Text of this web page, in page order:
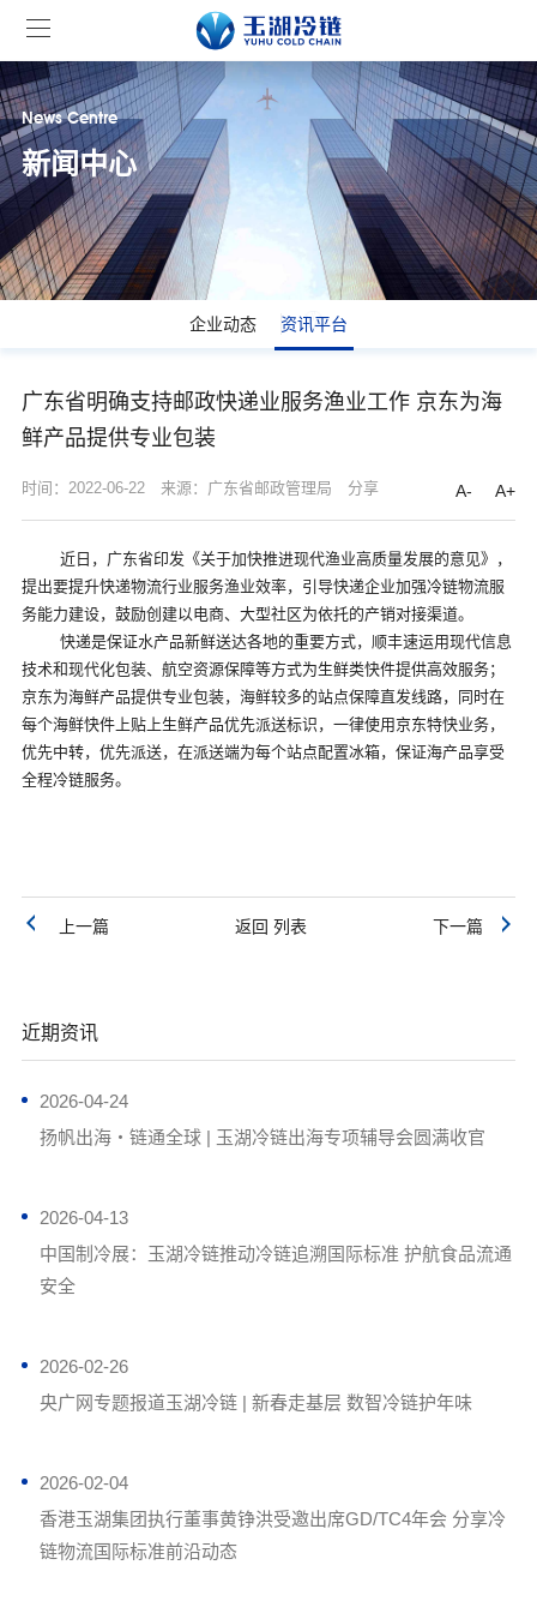
News Centre
新闻中心
企业动态 资讯平台
广东省明确支持邮政快递业服务渔业工作 京东为海
鲜产品提供专业包装
时间：2022-06-22 来源：广东省邮政管理局 分享 A- A+
近日，广东省印发《关于加快推进现代渔业高质量发展的意见》，
提出要提升快递物流行业服务渔业效率，引导快递企业加强冷链物流服
务能力建设，鼓励创建以电商、大型社区为依托的产销对接渠道。
快递是保证水产品新鲜送达各地的重要方式，顺丰速运用现代信息
技术和现代化包装、航空资源保障等方式为生鲜类快件提供高效服务；
京东为海鲜产品提供专业包装，海鲜较多的站点保障直发线路，同时在
每个海鲜快件上贴上生鲜产品优先派送标识，一律使用京东特快业务，
优先中转，优先派送，在派送端为每个站点配置冰箱，保证海产品享受
全程冷链服务。
上一篇 返回 列表 下一篇
近期资讯
2026-04-24
扬帆出海・链通全球 | 玉湖冷链出海专项辅导会圆满收官
2026-04-13
中国制冷展：玉湖冷链推动冷链追溯国际标准 护航食品流通
安全
2026-02-26
央广网专题报道玉湖冷链 | 新春走基层 数智冷链护年味
2026-02-04
香港玉湖集团执行董事黄铮洪受邀出席GD/TC4年会 分享冷
链物流国际标准前沿动态